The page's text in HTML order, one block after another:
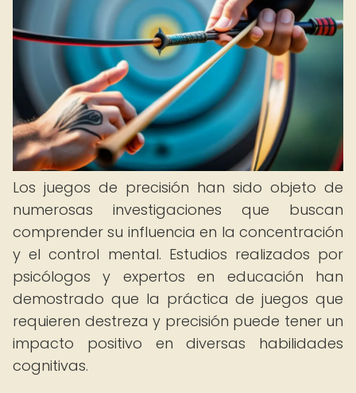
Los juegos de precisión han sido objeto de
numerosas investigaciones que buscan
comprender su influencia en la concentración
y el control mental. Estudios realizados por
psicólogos y expertos en educación han
demostrado que la práctica de juegos que
requieren destreza y precisión puede tener un
impacto positivo en diversas habilidades
cognitivas.